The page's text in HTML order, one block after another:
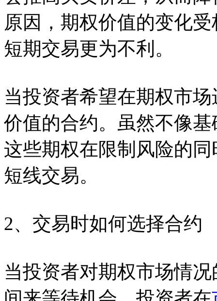
原因，期权价值的变化
短期交易更为不利。
当投资者希望在期权市
价值的合约。虽然不像
这些期权在限制风险的
短线交易。
2、交易时如何选择合约
当投资者对期权市场情